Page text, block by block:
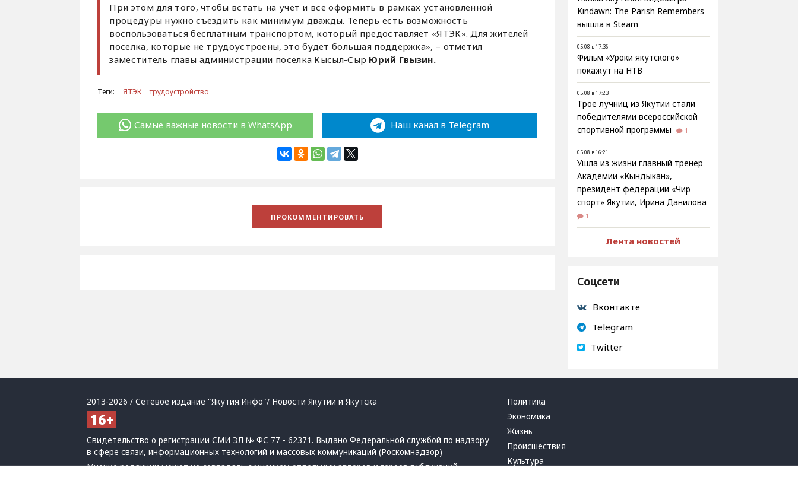
При этом для того, чтобы встать на учет и все оформить в рамках установленной
процедуры нужно съездить как минимум дважды. Теперь есть возможность
воспользоваться бесплатным транспортом, который предоставляет «ЯТЭК». Для жителей
поселка, которые не трудоустроены, это будет большая поддержка», – отметил
заместитель главы администрации поселка Кысыл-Сыр Юрий Гвызин.
Теги: ЯТЭК трудоустройство
Самые важные новости в WhatsApp Наш канал в Telegram
Kindawn: The Parish Remembers
вышла в Steam
05.08 в 17:36
Фильм «Уроки якутского»
покажут на НТВ
05.08 в 17:23
Трое лучниц из Якутии стали
победителями всероссийской
спортивной программы
1
05.08 в 16:21
Ушла из жизни главный тренер
Академии «Кындыкан»,
президент федерации «Чир
спорт» Якутии, Ирина Данилова
1
Лента новостей
Соцсети
Вконтакте
Telegram
Twitter
2013-2026 / Сетевое издание "Якутия.Инфо"/ Новости Якутии и Якутска
Свидетельство о регистрации СМИ ЭЛ № ФС 77 - 62371. Выдано Федеральной службой по надзору
в сфере связи, информационных технологий и массовых коммуникаций (Роскомнадзор)
Мнение редакции может не совпадать с мнением отдельных авторов и героев публикаций.
Политика
Экономика
Жизнь
Происшествия
Культура